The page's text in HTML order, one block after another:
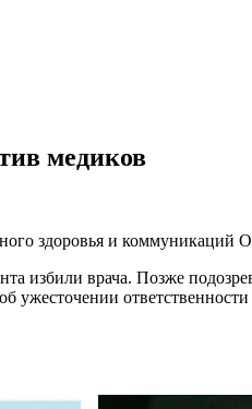
медиков
здоровья и коммуникаций
избили врача. Позже
ужесточении